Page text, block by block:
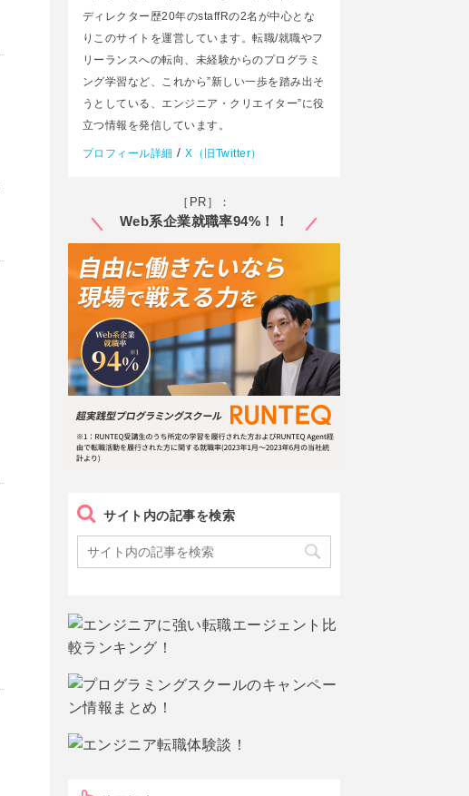
ディレクター歴20年のstaffRの2名が中心とな
りこのサイトを運営しています。転職/就職やフ
リーランスへの転向、未経験からのプログラミ
ング学習など、これから”新しい一歩を踏み出そ
うとしている、エンジニア・クリエイター”に役
立つ情報を発信しています。
プロフィール詳細 /X（旧Twitter）
［PR］：
Web系企業就職率94%！！
サイト内の記事を検索